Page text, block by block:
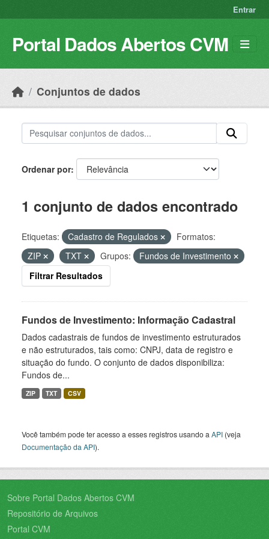
Entrar
Portal Dados Abertos CVM
Conjuntos de dados
Ordenar por
1 conjunto de dados encontrado
Etiquetas: Cadastro de Regulados
Formatos:
ZIP
TXT Grupos:
Fundos de Investimento
Filtrar Resultados
Fundos de Investimento: Informação Cadastral
Dados cadastrais de fundos de investimento estruturados
e não estruturados, tais como: CNPJ, data de registro e
situação do fundo. O conjunto de dados disponibiliza:
Fundos de...
ZIP TXT CSV
Você também pode ter acesso a esses registros usando a API (veja
Documentação da API).
Sobre Portal Dados Abertos CVM
Repositório de Arquivos
Portal CVM